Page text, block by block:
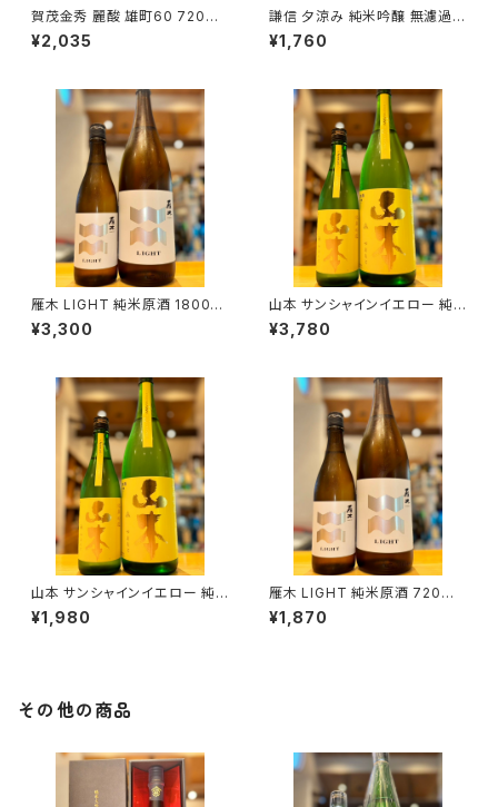
賀茂金秀 麗酸 雄町60 720ml
１本（金光酒造・広島県東広島市
黒瀬町）
¥2,035
謙信 夕涼み 純米吟醸 無濾過生
720ml１本（池田屋酒造・新潟
県糸魚川市新鉄）
¥1,760
雁木 LIGHT 純米原酒 1800ml
１本（八百新酒造・山口県岩国市
今津町）
¥3,300
山本 サンシャインイエロー 純
米吟醸 1800ml１本（山本酒造・
秋田県山本郡八峰町）
¥3,780
山本 サンシャインイエロー 純
米吟醸 720ml１本（山本酒造・
秋田県山本郡八峰町）
¥1,980
雁木 LIGHT 純米原酒 720ml
１本（八百新酒造・山口県岩国市
今津町）
¥1,870
その他の商品